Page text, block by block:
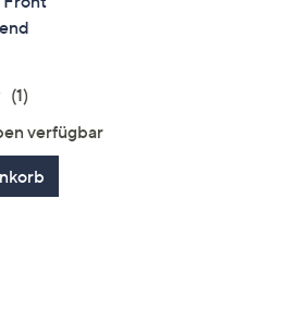
3.0
(1)
verfügbar